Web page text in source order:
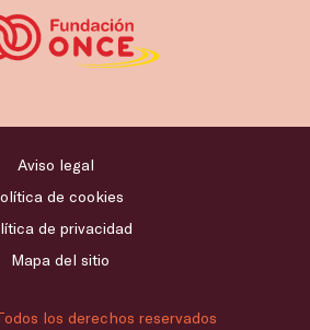
los derechos reservados
Aviso legal
de cookies
de privacidad
Mapa del sitio